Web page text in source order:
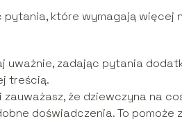
które wymagają więcej
uważnie, zadając pytania
treścią.
zauważasz, że dziewczyna na
doświadczenia. To pomoże